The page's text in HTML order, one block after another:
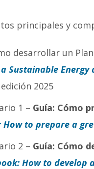
principales y
desarrollar un
Sustainable Energy
2025
1 – Guía: Cómo
How to prepare a
2 – Guía: Cómo
How to develop